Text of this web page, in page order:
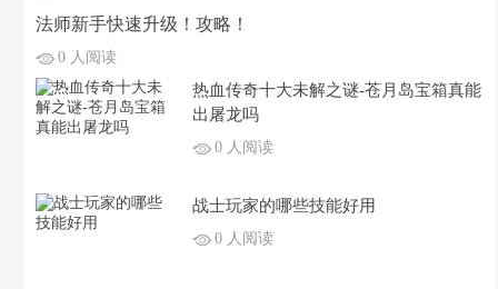
法师新手快速升级！攻略！
0 人阅读
热血传奇十大未解之谜-苍月岛宝箱真能
出屠龙吗
0 人阅读
战士玩家的哪些技能好用
0 人阅读